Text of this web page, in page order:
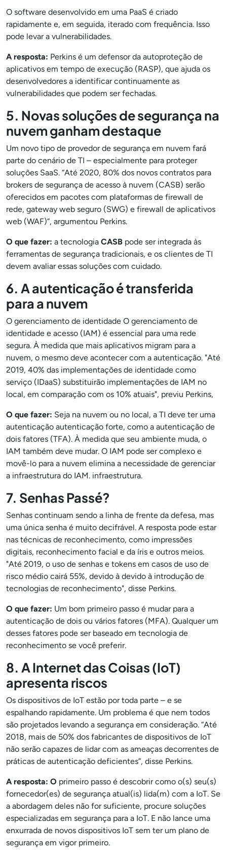
O software desenvolvido em uma PaaS é criado
rapidamente e, em seguida, iterado com frequência. Isso
pode levar a vulnerabilidades.
A resposta: Perkins é um defensor da autoproteção de
aplicativos em tempo de execução (RASP), que ajuda os
desenvolvedores a identificar continuamente as
vulnerabilidades que podem ser fechadas.
5. Novas soluções de segurança na
nuvem ganham destaque
Um novo tipo de provedor de segurança em nuvem fará
parte do cenário de TI – especialmente para proteger
soluções SaaS. “Até 2020, 80% dos novos contratos para
brokers de segurança de acesso à nuvem (CASB) serão
oferecidos em pacotes com plataformas de firewall de
rede, gateway web seguro (SWG) e firewall de aplicativos
web (WAF)”, argumentou Perkins.
O que fazer: a tecnologia CASB pode ser integrada às
ferramentas de segurança tradicionais, e os clientes de TI
devem avaliar essas soluções com cuidado.
6. A autenticação é transferida
para a nuvem
O gerenciamento de identidade O gerenciamento de
identidade e acesso (IAM) é essencial para uma rede
segura. À medida que mais aplicativos migram para a
nuvem, o mesmo deve acontecer com a autenticação. "Até
2019, 40% das implementações de identidade como
serviço (IDaaS) substituirão implementações de IAM no
local, em comparação com os 10% atuais", previu Perkins,
O que fazer: Seja na nuvem ou no local, a TI deve ter uma
autenticação autenticação forte, como a autenticação de
dois fatores (TFA). À medida que seu ambiente muda, o
IAM também deve mudar. O IAM pode ser complexo e
movê-lo para a nuvem elimina a necessidade de gerenciar
a infraestrutura do IAM. infraestrutura.
7. Senhas Passé?
Senhas continuam sendo a linha de frente da defesa, mas
uma única senha é muito decifrável. A resposta pode estar
nas técnicas de reconhecimento, como impressões
digitais, reconhecimento facial e da íris e outros meios.
"Até 2019, o uso de senhas e tokens em casos de uso de
risco médio cairá 55%, devido à devido à introdução de
tecnologias de reconhecimento", disse Perkins.
O que fazer: Um bom primeiro passo é mudar para a
autenticação de dois ou vários fatores (MFA). Qualquer um
desses fatores pode ser baseado em tecnologia de
reconhecimento se você preferir.
8. A Internet das Coisas (IoT)
apresenta riscos
Os dispositivos de IoT estão por toda parte – e se
espalhando rapidamente. Um problema é que nem todos
são projetados levando a segurança em consideração. “Até
2018, mais de 50% dos fabricantes de dispositivos de IoT
não serão capazes de lidar com as ameaças decorrentes de
práticas de autenticação deficientes”, disse Perkins.
A resposta: O primeiro passo é descobrir como o(s) seu(s)
fornecedor(es) de segurança atual(is) lida(m) com a IoT. Se
a abordagem deles não for suficiente, procure soluções
especializadas em segurança para a IoT. E não lance uma
enxurrada de novos dispositivos IoT sem ter um plano de
segurança em vigor primeiro.